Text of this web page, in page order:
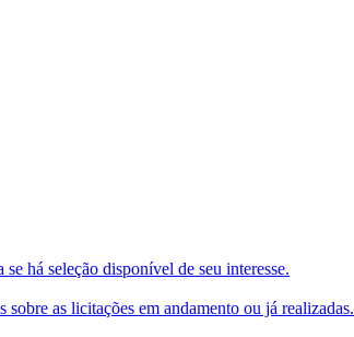
há seleção disponível de seu interesse.
sobre as licitações em andamento ou já realizadas.